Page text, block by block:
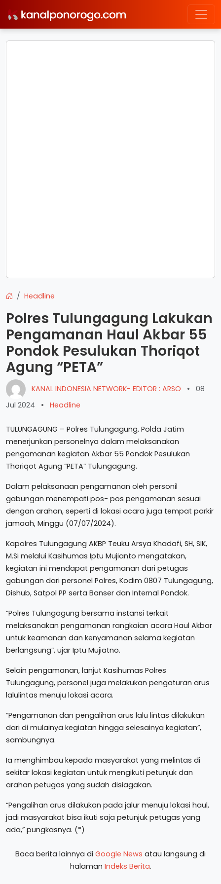
Headline
Polres Tulungagung Lakukan
Pengamanan Haul Akbar 55
Pondok Pesulukan Thoriqot
Agung “PETA”
KANAL INDONESIA NETWORK- EDITOR : ARSO •
08
Jul 2024
• Headline
TULUNGAGUNG – Polres Tulungagung, Polda Jatim
menerjunkan personelnya dalam melaksanakan
pengamanan kegiatan Akbar 55 Pondok Pesulukan
Thoriqot Agung “PETA” Tulungagung.
Dalam pelaksanaan pengamanan oleh personil
gabungan menempati pos- pos pengamanan sesuai
dengan arahan, seperti di lokasi acara juga tempat parkir
jamaah, Minggu (07/07/2024).
Kapolres Tulungagung AKBP Teuku Arsya Khadafi, SH, SIK,
M.Si melalui Kasihumas Iptu Mujianto mengatakan,
kegiatan ini mendapat pengamanan dari petugas
gabungan dari personel Polres, Kodim 0807 Tulungagung,
Dishub, Satpol PP serta Banser dan Internal Pondok.
“Polres Tulungagung bersama instansi terkait
melaksanakan pengamanan rangkaian acara Haul Akbar
untuk keamanan dan kenyamanan selama kegiatan
berlangsung”, ujar Iptu Mujiatno.
Selain pengamanan, lanjut Kasihumas Polres
Tulungagung, personel juga melakukan pengaturan arus
lalulintas menuju lokasi acara.
“Pengamanan dan pengalihan arus lalu lintas dilakukan
dari di mulainya kegiatan hingga selesainya kegiatan”,
sambungnya.
Ia menghimbau kepada masyarakat yang melintas di
sekitar lokasi kegiatan untuk mengikuti petunjuk dan
arahan petugas yang sudah disiagakan.
“Pengalihan arus dilakukan pada jalur menuju lokasi haul,
jadi masyarakat bisa ikuti saja petunjuk petugas yang
ada,” pungkasnya. (*)
Baca berita lainnya di Google News atau langsung di
halaman Indeks Berita.